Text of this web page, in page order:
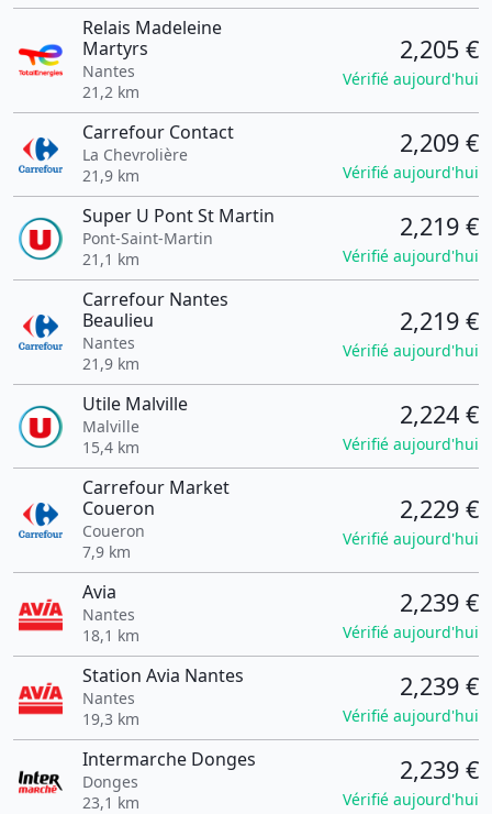
Relais Madeleine
Martyrs
Nantes
21,2 km
2,205 €
Vérifié aujourd'hui
Carrefour Contact
La Chevrolière
21,9 km
2,209 €
Vérifié aujourd'hui
Super U Pont St Martin
Pont-Saint-Martin
21,1 km
2,219 €
Vérifié aujourd'hui
Carrefour Nantes
Beaulieu
Nantes
21,9 km
2,219 €
Vérifié aujourd'hui
Utile Malville
Malville
15,4 km
2,224 €
Vérifié aujourd'hui
Carrefour Market
Coueron
Coueron
7,9 km
2,229 €
Vérifié aujourd'hui
Avia
Nantes
18,1 km
2,239 €
Vérifié aujourd'hui
Station Avia Nantes
Nantes
19,3 km
2,239 €
Vérifié aujourd'hui
Intermarche Donges
Donges
23,1 km
2,239 €
Vérifié aujourd'hui